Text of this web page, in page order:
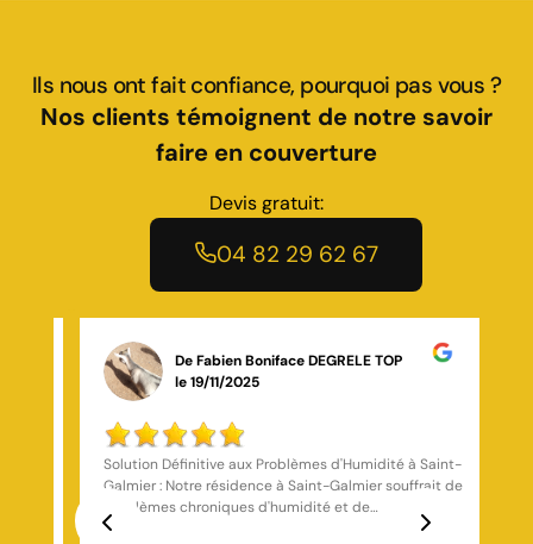
Ils nous ont fait confiance, pourquoi pas vous ?
Nos clients témoignent de notre savoir
faire en couverture
Devis gratuit:
04 82 29 62 67
De Kenzo
le 10/11/2025
Je recommande vivement cette entreprise Marchal
qui fait de la couverture dans la Loire ! Le travail
réalisé sur ma toiture est impeccable : zinguerie
parfaitement refaite, faîtage nickel et traitement de